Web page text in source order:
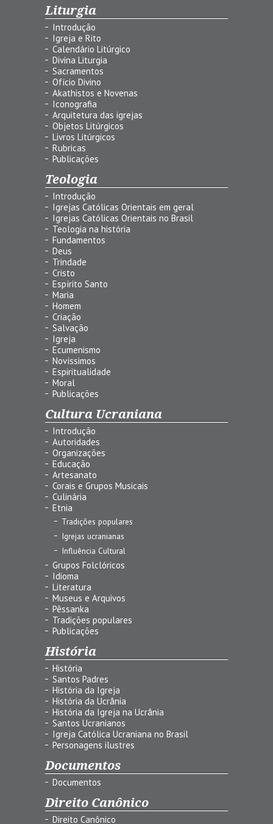
Liturgia
Introdução
Igreja e Rito
Calendário Litúrgico
Divina Liturgia
Sacramentos
Ofício Divino
Akathistos e Novenas
Iconografia
Arquitetura das igrejas
Objetos Litúrgicos
Livros Litúrgicos
Rubricas
Publicações
Teologia
Introdução
Igrejas Católicas Orientais em geral
Igrejas Católicas Orientais no Brasil
Teologia na história
Fundamentos
Deus
Trindade
Cristo
Espírito Santo
Maria
Homem
Criação
Salvação
Igreja
Ecumenismo
Novíssimos
Espiritualidade
Moral
Publicações
Cultura Ucraniana
Introdução
Autoridades
Organizações
Educação
Artesanato
Corais e Grupos Musicais
Culinária
Etnia
Tradições populares
Igrejas ucranianas
Influência Cultural
Grupos Folclóricos
Idioma
Literatura
Museus e Arquivos
Pêssanka
Tradições populares
Publicações
História
História
Santos Padres
História da Igreja
História da Ucrânia
História da Igreja na Ucrânia
Santos Ucranianos
Igreja Católica Ucraniana no Brasil
Personagens ilustres
Documentos
Documentos
Direito Canônico
Direito Canônico